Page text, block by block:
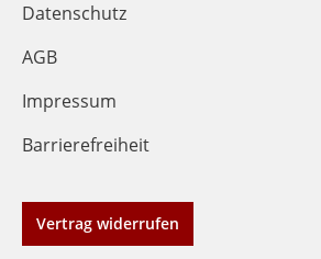
Datenschutz
AGB
Impressum
Barrierefreiheit
Vertrag widerrufen